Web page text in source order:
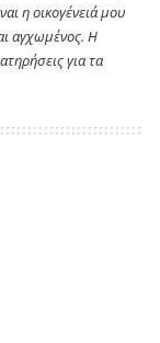
η οικογένειά μου
αγχωμένος. Η
για τα